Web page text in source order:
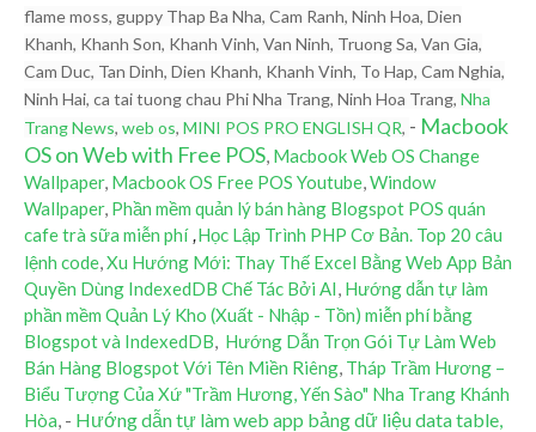
flame moss, guppy Thap Ba Nha, Cam Ranh, Ninh Hoa, Dien
Khanh, Khanh Son, Khanh Vinh, Van Ninh, Truong Sa, Van Gia,
Cam Duc, Tan Dinh, Dien Khanh, Khanh Vinh, To Hap, Cam Nghia,
Ninh Hai, ca tai tuong chau Phi Nha Trang, Ninh Hoa Trang, Nha
Trang News, web os, MINI POS PRO ENGLISH QR, - Macbook
OS on Web with Free POS, Macbook Web OS Change
Wallpaper, Macbook OS Free POS Youtube,Window
Wallpaper, Phần mềm quản lý bán hàng Blogspot POS quán
cafe trà sữa miễn phí,Học Lập Trình PHP Cơ Bản. Top 20 câu
lệnh code,Xu Hướng Mới: Thay Thế Excel Bằng Web App Bản
Quyền Dùng IndexedDB Chế Tác Bởi AI, Hướng dẫn tự làm
phần mềm Quản Lý Kho (Xuất - Nhập - Tồn) miễn phí bằng
Blogspot và IndexedDB, Hướng Dẫn Trọn Gói Tự Làm Web
Bán Hàng Blogspot Với Tên Miền Riêng, Tháp Trầm Hương –
Biểu Tượng Của Xứ "Trầm Hương, Yến Sào" Nha Trang Khánh
Hòa, - Hướng dẫn tự làm web app bảng dữ liệu data table,